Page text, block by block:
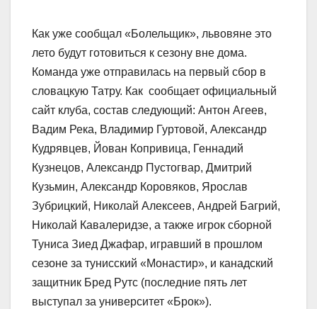
Как уже сообщал «Болельщик», львовяне это
лето будут готовиться к сезону вне дома.
Команда уже отправилась на первый сбор в
словацкую Татру. Как сообщает официальный
сайт клуба, состав следующий: Антон Агеев,
Вадим Река, Владимир Гуртовой, Александр
Кудрявцев, Йован Копривица, Геннадий
Кузнецов, Александр Пустогвар, Дмитрий
Кузьмин, Александр Коровяков, Ярослав
Зубрицкий, Николай Алексеев, Андрей Багрий,
Николай Кавалеридзе, а также игрок сборной
Туниса Зиед Джафар, игравший в прошлом
сезоне за тунисский «Монастир», и канадский
защитник Бред Рутс (последние пять лет
выступал за университет «Брок»).